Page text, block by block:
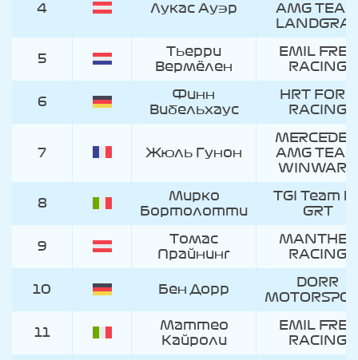
4 Лукас Ауэр
AMG
5
Тьерри
Вермёлен
EMIL FREY
RACING
6
Финн
Вибельхаус
HRT FORD
RACING
7 Жюль Гунон
AMG
WINWARD
8
Мирко
Бортолотти
TGI Team
GRT
9
Томас
Прайнинг
MANTHEY
RACING
10 Бен Дорр
DORR
11
Маттео
Кайроли
EMIL FREY
RACING